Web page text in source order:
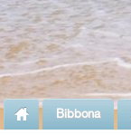
Bibbona